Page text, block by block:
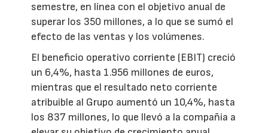
semestre, en línea con el objetivo anual de
superar los 350 millones, a lo que se sumó el
efecto de las ventas y los volúmenes.
El beneficio operativo corriente (EBIT) creció
un 6,4%, hasta 1.956 millones de euros,
mientras que el resultado neto corriente
atribuible al Grupo aumentó un 10,4%, hasta
los 837 millones, lo que llevó a la compañía a